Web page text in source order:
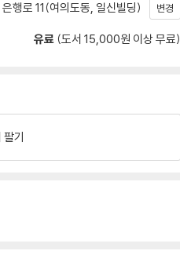
행로 11(여의도동, 일신빌딩) 변경
유료 (도서 15,000원 이상 무료)
팔기